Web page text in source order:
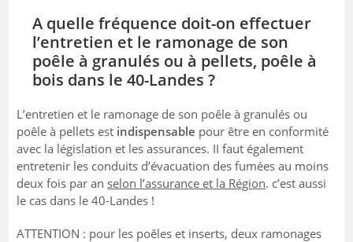
A quelle fréquence doit-on effectuer
l’entretien et le ramonage de son
poêle à granulés ou à pellets, poêle à
bois dans le 40-Landes ?
L’entretien et le ramonage de son poêle à granulés ou
poêle à pellets est indispensable pour être en conformité
avec la législation et les assurances. II faut également
entretenir les conduits d’évacuation des fumées au moins
deux fois par an selon l’assurance et la Région. c’est aussi
le cas dans le 40-Landes !
ATTENTION : pour les poêles et inserts, deux ramonages